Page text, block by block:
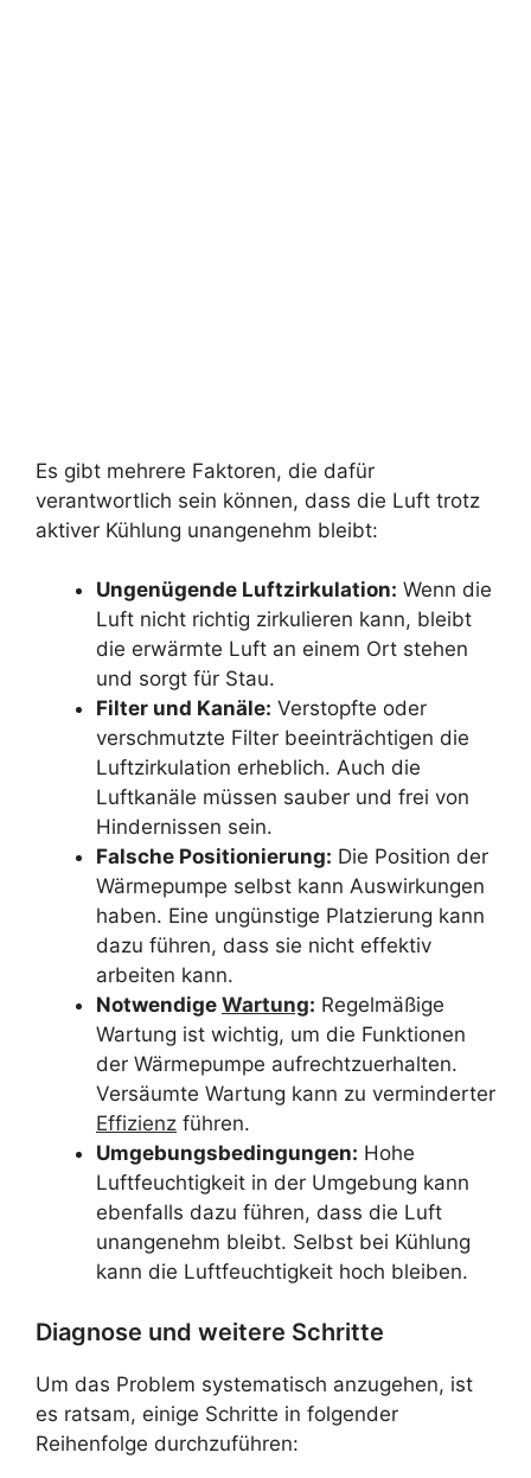
Es gibt mehrere Faktoren, die dafür
verantwortlich sein können, dass die Luft trotz
aktiver Kühlung unangenehm bleibt:
Ungenügende Luftzirkulation: Wenn die
Luft nicht richtig zirkulieren kann, bleibt
die erwärmte Luft an einem Ort stehen
und sorgt für Stau.
Filter und Kanäle: Verstopfte oder
verschmutzte Filter beeinträchtigen die
Luftzirkulation erheblich. Auch die
Luftkanäle müssen sauber und frei von
Hindernissen sein.
Falsche Positionierung: Die Position der
Wärmepumpe selbst kann Auswirkungen
haben. Eine ungünstige Platzierung kann
dazu führen, dass sie nicht effektiv
arbeiten kann.
Notwendige Wartung: Regelmäßige
Wartung ist wichtig, um die Funktionen
der Wärmepumpe aufrechtzuerhalten.
Versäumte Wartung kann zu verminderter
Effizienz führen.
Umgebungsbedingungen: Hohe
Luftfeuchtigkeit in der Umgebung kann
ebenfalls dazu führen, dass die Luft
unangenehm bleibt. Selbst bei Kühlung
kann die Luftfeuchtigkeit hoch bleiben.
Diagnose und weitere Schritte
Um das Problem systematisch anzugehen, ist
es ratsam, einige Schritte in folgender
Reihenfolge durchzuführen: